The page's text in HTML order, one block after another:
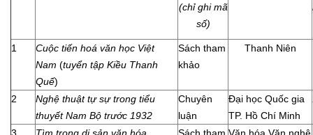
(chỉ ghi mã
số)
1
Cuộc tiến hoá văn học Việt
Nam (tuyển tập Kiều Thanh
Quế)
Sách tham
khảo
Thanh Niên
2
Nghệ thuật tự sự trong tiểu
thuyết Nam Bộ trước 1932
Chuyên
luận
Đại học Quốc gia
TP. Hồ Chí Minh